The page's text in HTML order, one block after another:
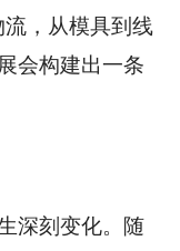
，从模具到线
会构建出一条
深刻变化。随